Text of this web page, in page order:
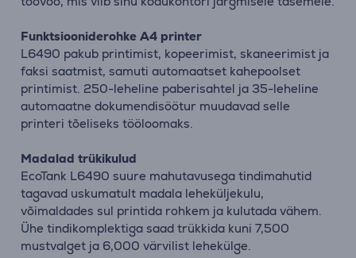
Funktsiooniderohke A4 printer
L6490 pakub printimist, kopeerimist, skaneerimist ja
faksi saatmist, samuti automaatset kahepoolset
printimist. 250-leheline paberisahtel ja 35-leheline
automaatne dokumendisöötur muudavad selle
printeri tõeliseks tööloomaks.
Madalad trükikulud
EcoTank L6490 suure mahutavusega tindimahutid
tagavad uskumatult madala leheküljekulu,
võimaldades sul printida rohkem ja kulutada vähem.
Ühe tindikomplektiga saad trükkida kuni 7,500
mustvalget ja 6,000 värvilist lehekülge.